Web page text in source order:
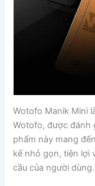
Wotofo Manik Mini
Wotofo, được đánh
phẩm này mang
kế nhỏ gọn, tiện lợi
cầu của người dùng.